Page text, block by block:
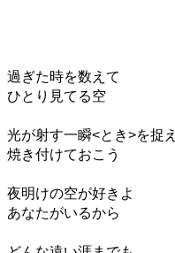
過ぎた時を数えて
ひとり見てる空
光が射す一瞬<とき>を捉え
焼き付けておこう
夜明けの空が好きよ
あなたがいるから